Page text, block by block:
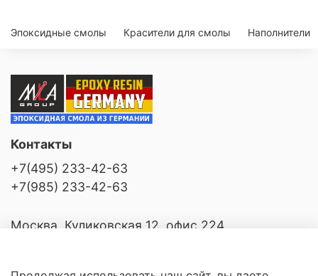
Эпоксидные смолы Красители для смолы Наполнители
Контакты
+7(495) 233-42-63
+7(985) 233-42-63
Москва, Куликовская 12, офис 224